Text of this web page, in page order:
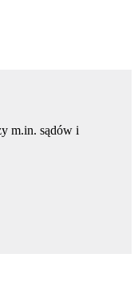
m.in. sądów i